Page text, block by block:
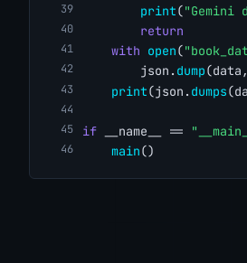
print("Gemini
return
with open(
        json.
dump
print(json. dumps
if __name__ ==
main()